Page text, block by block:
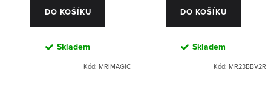
DO KOŠÍKU
Skladem
Kód: MRIMAGIC
DO KOŠÍKU
Skladem
Kód: MR23BBV2R